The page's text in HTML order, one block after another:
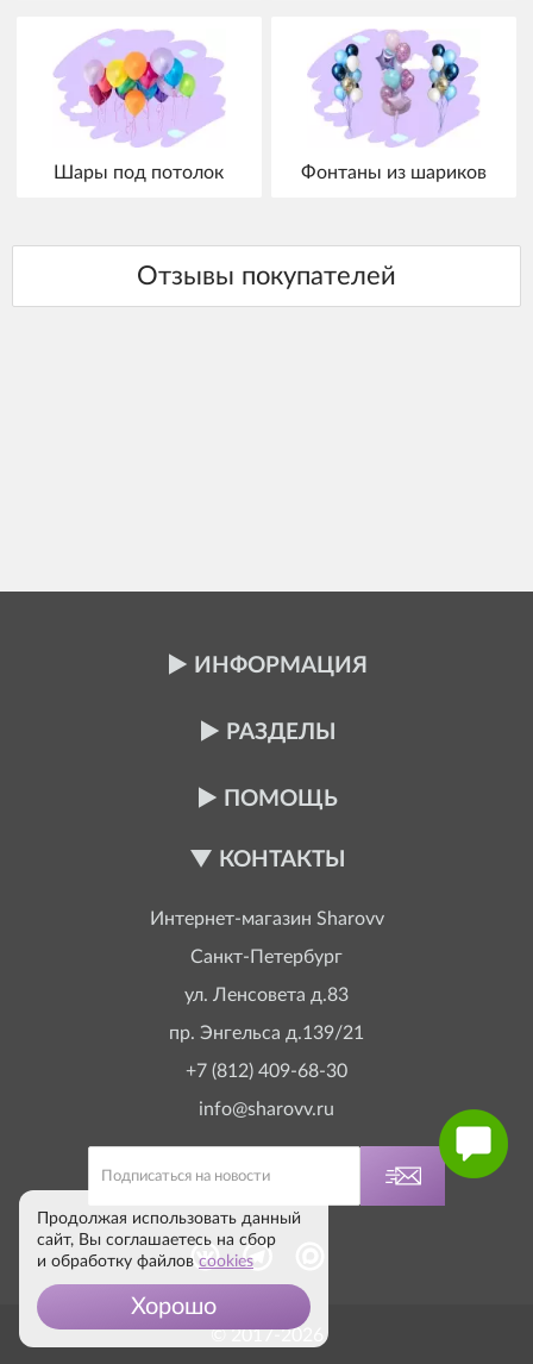
Шары под потолок Фонтаны из шариков
ИНФОРМАЦИЯ
РАЗДЕЛЫ
ПОМОЩЬ
КОНТАКТЫ
Интернет-магазин Sharovv
Санкт-Петербург
ул. Ленсовета д.83
пр. Энгельса д.139/21
+7 (812) 409-68-30
info@sharovv.ru
© 2017-2026
Продолжая использовать данный
сайт, Вы соглашаетесь на сбор
и обработку файлов cookies
Хорошо